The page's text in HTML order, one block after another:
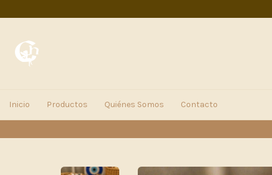
Inicio Productos Quiénes Somos Contacto